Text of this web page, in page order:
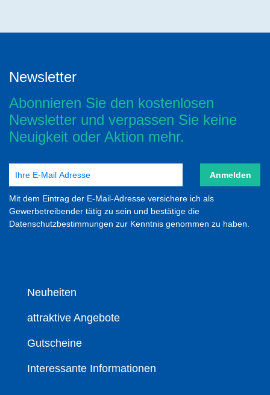
Newsletter
Abonnieren Sie den kostenlosen
Newsletter und verpassen Sie keine
Neuigkeit oder Aktion mehr.
Anmelden
Mit dem Eintrag der E-Mail-Adresse versichere ich als
Gewerbetreibender tätig zu sein und bestätige die
Datenschutzbestimmungen zur Kenntnis genommen zu haben.
Neuheiten
attraktive Angebote
Gutscheine
Interessante Informationen